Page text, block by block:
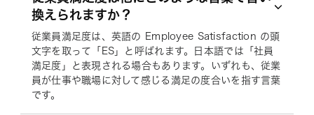
換えられますか？
従業員満足度は、英語の Employee Satisfaction の頭
文字を取って「ES」と呼ばれます。日本語では「社員
満足度」と表現される場合もあります。いずれも、従業
員が仕事や職場に対して感じる満足の度合いを指す言葉
です。